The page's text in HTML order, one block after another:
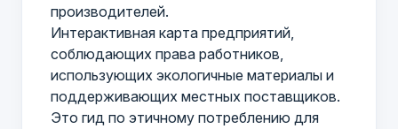
производителей.
Интерактивная карта предприятий,
соблюдающих права работников,
использующих экологичные материалы и
поддерживающих местных поставщиков.
Это гид по этичному потреблению для